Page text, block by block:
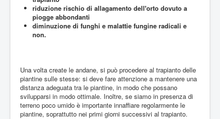
riduzione rischio di allagamento dell'orto dovuto a
piogge abbondanti
diminuzione di funghi e malattie fungine radicali e
non.
Una volta create le andane, si può procedere al trapianto delle
piantine sulle stesse: si deve fare attenzione a mantenere una
distanza adeguata tra le piantine, in modo che possano
svilupparsi in modo ottimale. Inoltre, se siamo in presenza di
terreno poco umido è importante innaffiare regolarmente le
piantine, soprattutto nei primi giorni successivi al trapianto.